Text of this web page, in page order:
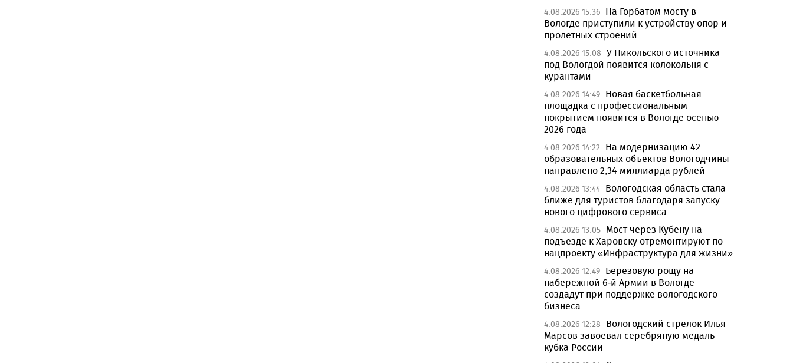
4.08.2026 15:36 На Горбатом мосту в
Вологде приступили к устройству опор и
пролетных строений
4.08.2026 15:08 У Никольского источника
под Вологдой появится колокольня с
курантами
4.08.2026 14:49 Новая баскетбольная
площадка с профессиональным
покрытием появится в Вологде осенью
2026 года
4.08.2026 14:22
На модернизацию 42
образовательных объектов Вологодчины
направлено 2,34 миллиарда рублей
4.08.2026 13:44 Вологодская область стала
ближе для туристов благодаря запуску
нового цифрового сервиса
4.08.2026 13:05 Мост через Кубену на
подъезде к Харовску отремонтируют по
нацпроекту «Инфраструктура для жизни»
4.08.2026 12:49 Березовую рощу на
набережной 6-й Армии в Вологде
создадут при поддержке вологодского
бизнеса
4.08.2026 12:28
Вологодский стрелок Илья
Марсов завоевал серебряную медаль
кубка России